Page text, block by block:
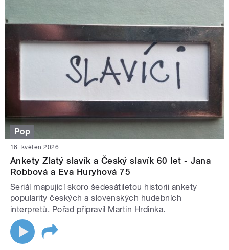
Pop
16. květen 2026
Ankety Zlatý slavík a Český slavík 60 let - Jana
Robbová a Eva Huryhová 75
Seriál mapující skoro šedesátiletou historii ankety
popularity českých a slovenských hudebních
interpretů. Pořad připravil Martin Hrdinka.